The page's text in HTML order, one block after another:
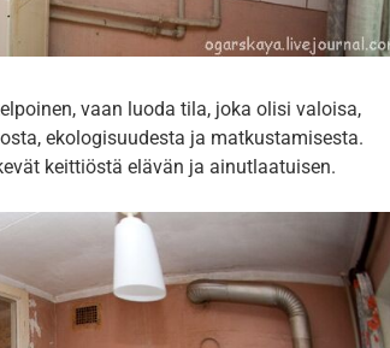
vaan luoda tila, joka olisi valoisa,
ekologisuudesta ja matkustamisesta.
keittiöstä elävän ja ainutlaatuisen.